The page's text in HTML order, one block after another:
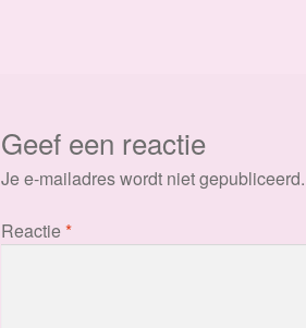
Geef een reactie
Je e-mailadres wordt niet gepubliceerd.
Reactie*